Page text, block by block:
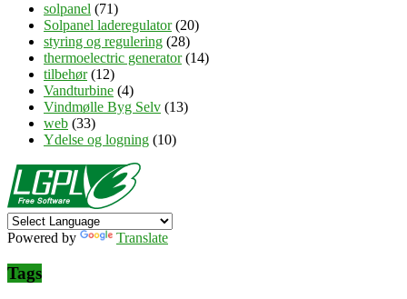
solpanel (71)
Solpanel laderegulator(20)
styring og regulering (28)
thermoelectric generator(14)
tilbehør(12)
Vandturbine (4)
Vindmølle Byg Selv (13)
web (33)
Ydelse og logning (10)
Powered by Translate
Tags